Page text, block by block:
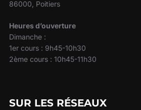
86000, Poitiers
Heures d’ouverture
Dimanche :
1er cours : 9h45-10h30
2ème cours : 10h45-11h30
SUR LES RÉSEAUX